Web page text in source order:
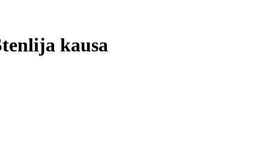
kausa